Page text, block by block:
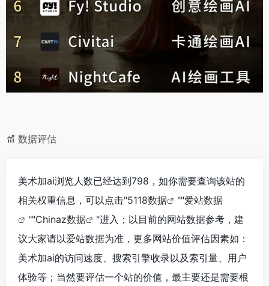
数据评估
美术加ai浏览人数已经达到798，如你需要查询该站的
相关权重信息，可以点击"5118数据 ""爱站数据
""Chinaz数据
"进入；以目前的网站数据参考，建
议大家请以爱站数据为准，更多网站价值评估因素如：
美术加ai的访问速度、搜索引擎收录以及索引量、用户
体验等；当然要评估一个站的价值，最主要还是需要根